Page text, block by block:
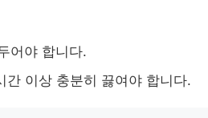
어야 합니다.
간 이상 충분히 끓여야 합니다.